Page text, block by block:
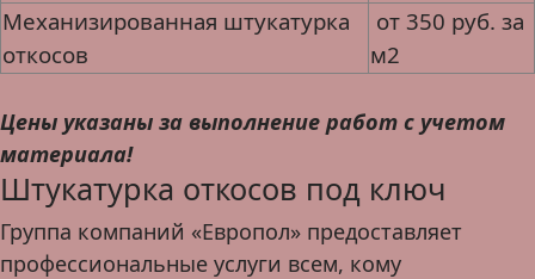
Механизированная штукатурка
откосов
от 350 руб. за
м2
Цены указаны за выполнение работ с учетом
материала!
Штукатурка откосов под ключ
Группа компаний «Европол» предоставляет
профессиональные услуги всем, кому